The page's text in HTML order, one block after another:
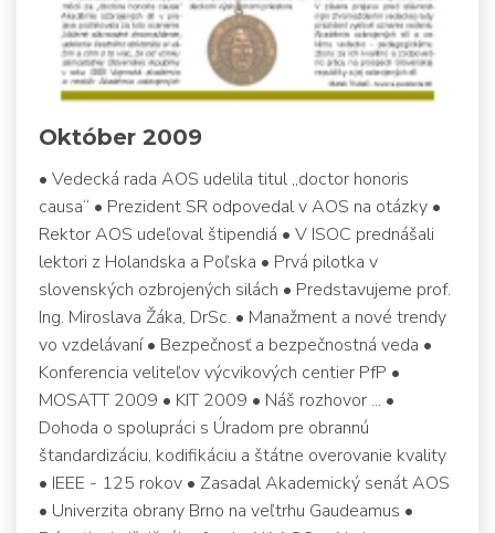
Október 2009
• Vedecká rada AOS udelila titul „doctor honoris
causa“ • Prezident SR odpovedal v AOS na otázky •
Rektor AOS udeľoval štipendiá • V ISOC prednášali
lektori z Holandska a Poľska • Prvá pilotka v
slovenských ozbrojených silách • Predstavujeme prof.
Ing. Miroslava Žáka, DrSc. • Manažment a nové trendy
vo vzdelávaní • Bezpečnosť a bezpečnostná veda •
Konferencia veliteľov výcvikových centier PfP •
MOSATT 2009 • KIT 2009 • Náš rozhovor ... •
Dohoda o spolupráci s Úradom pre obrannú
štandardizáciu, kodifikáciu a štátne overovanie kvality
• IEEE - 125 rokov • Zasadal Akademický senát AOS
• Univerzita obrany Brno na veľtrhu Gaudeamus •